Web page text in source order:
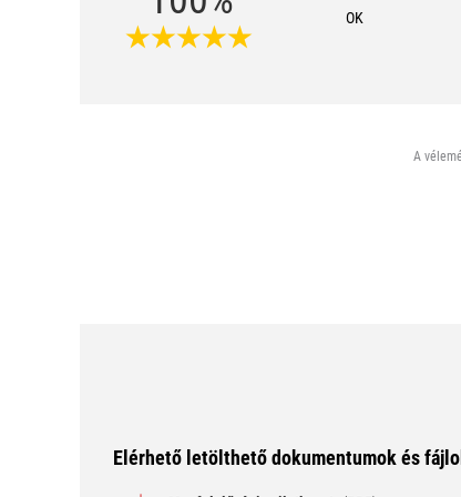
OK
A
Elérhető letölthető dokumentumok és